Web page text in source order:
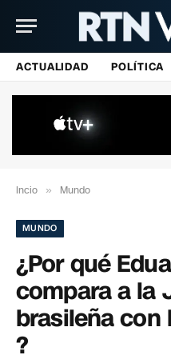
ACTUALIDAD POLÍTICA
Incio » Mundo
MUNDO
¿Por qué
compara a la
brasileña con
?